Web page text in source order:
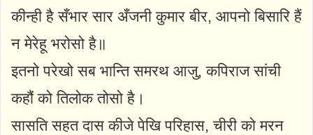
कीन्ही है सँभार सार अँजनी कुमार बीर, आपनो बिसारि हैं
न मेरेहू भरोसो है॥
इतनो परेखो सब भान्ति समरथ आजु, कपिराज सांची
कहौं को तिलोक तोसो है।
सासति सहत दास कीजे पेखि परिहास, चीरी को मरन